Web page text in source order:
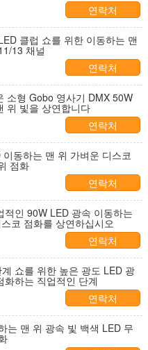
연락처
클럽 쇼를 위한 이동하는 맨
13 채널
연락처
소형 Gobo 영사기 DMX 50W
위 빛을 상연합니다
연락처
동하는 맨 위 가벼운 디스코
점화
연락처
인 90W LED 광속 이동하는
코 점화를 상연하십시오
연락처
쇼를 위한 높은 광도 LED 광
화하는 직업적인 단계
연락처
는 맨 위 광속 빛 백색 LED 무